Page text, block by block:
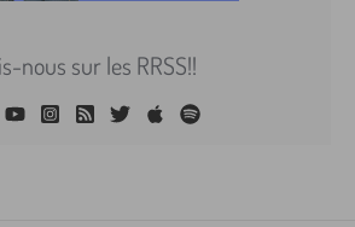
nous sur les RRSS!!